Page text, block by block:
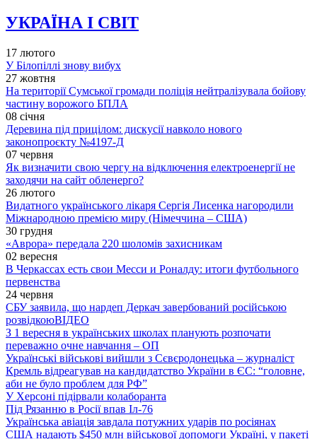
УКРАЇНА І СВІТ
17 лютого
У Білопіллі знову вибух
27 жовтня
На території Сумської громади поліція нейтралізувала бойову
частину ворожого БПЛА
08 січня
Деревина під прицілом: дискусії навколо нового
законопроєкту №4197-Д
07 червня
Як визначити свою чергу на відключення електроенергії не
заходячи на сайт обленерго?
26 лютого
Видатного українського лікаря Сергія Лисенка нагородили
Міжнародною премією миру (Німеччина – США)
30 грудня
«Аврора» передала 220 шоломів захисникам
02 вересня
В Черкассах есть свои Месси и Роналду: итоги футбольного
первенства
24 червня
СБУ заявила, що нардеп Деркач завербований російською
розвідкоюВІДЕО
З 1 вересня в українських школах планують розпочати
переважно очне навчання – ОП
Українські військові вийшли з Сєвєродонецька – журналіст
Кремль відреагував на кандидатство України в ЄС: “головне,
аби не було проблем для РФ”
У Херсоні підірвали колаборанта
Під Рязанню в Росії впав Іл-76
Українська авіація завдала потужних ударів по росіянах
США надають $450 млн військової допомоги Україні, у пакеті